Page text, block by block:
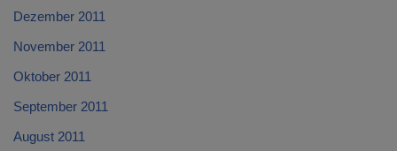
Dezember 2011
November 2011
Oktober 2011
September 2011
August 2011